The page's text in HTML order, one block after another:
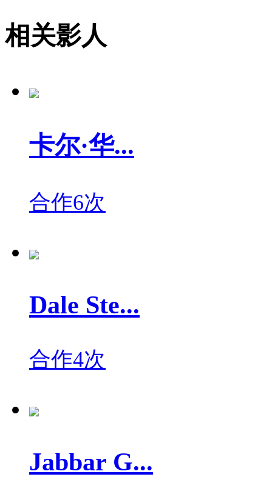
相关影人
卡尔·华...
合作6次
Dale Ste...
合作4次
Jabbar G...